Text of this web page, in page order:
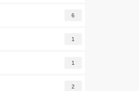
6
1
1
2